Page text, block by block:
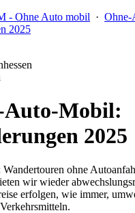
- Ohne Auto mobil ·
2025
Auto-Mobil:
2025
Wandertouren ohne
wir wieder
erfolgen, wie immer,